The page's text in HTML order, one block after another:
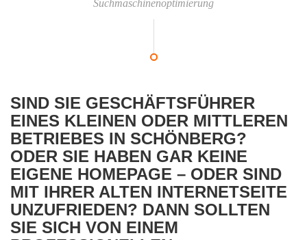
Suchmaschinenoptimierung
SIND SIE GESCHÄFTSFÜHRER
EINES KLEINEN ODER MITTLEREN
BETRIEBES IN SCHÖNBERG?
ODER SIE HABEN GAR KEINE
EIGENE HOMEPAGE – ODER SIND
MIT IHRER ALTEN INTERNETSEITE
UNZUFRIEDEN? DANN SOLLTEN
SIE SICH VON EINEM